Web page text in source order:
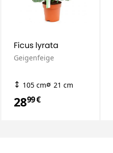
Ficus lyrata
Geigenfeige
105 cm 21 cm
2899 €